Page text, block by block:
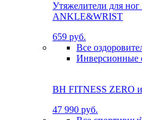
Утяжелители для
ANKLE&WRIST
659 руб.
Все
Инверсионные
BH FITNESS ZERO
47 990 руб.